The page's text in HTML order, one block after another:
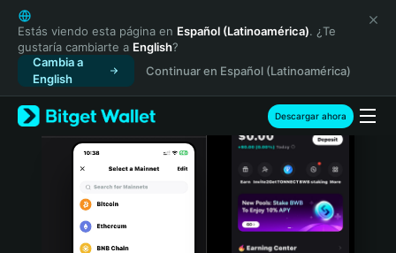
English
日本語
Tiếng Việt
Русский
Español (Latinoamérica)
Türkçe
Italiano
Português (Portugal)
Estás viendo esta página en Español (Latinoamérica). ¿Te
gustaría cambiarte a English?
Cambia a
English
Continuar en Español (Latinoamérica)
Descargar ahora